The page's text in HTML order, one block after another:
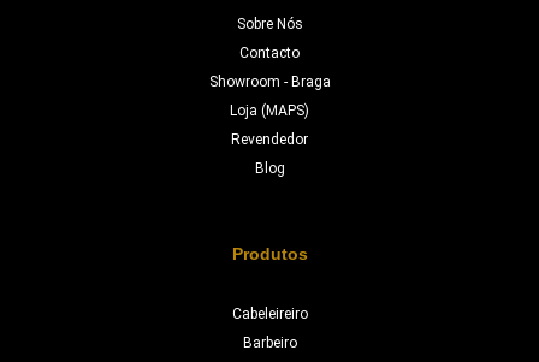
Sobre Nós
Contacto
Showroom - Braga
Loja (MAPS)
Revendedor
Blog
Produtos
Cabeleireiro
Barbeiro